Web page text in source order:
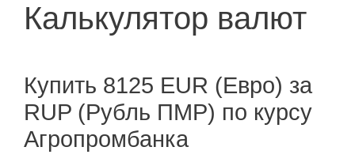
Калькулятор валют
Купить 8125 EUR (Евро) за
RUP (Рубль ПМР) по курсу
Агропромбанка